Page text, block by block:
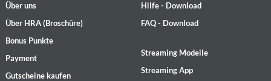
Über uns
Über HRA (Broschüre)
Bonus Punkte
Payment
Gutscheine kaufen
Hilfe - Download
FAQ - Download
Streaming Modelle
Streaming App